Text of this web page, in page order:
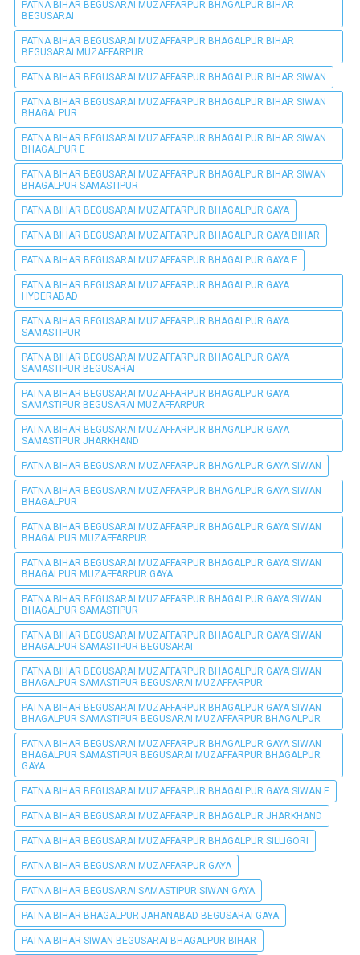
PATNA BIHAR BEGUSARAI MUZAFFARPUR BHAGALPUR BIHAR
BEGUSARAI
PATNA BIHAR BEGUSARAI MUZAFFARPUR BHAGALPUR BIHAR
BEGUSARAI MUZAFFARPUR
PATNA BIHAR BEGUSARAI MUZAFFARPUR BHAGALPUR BIHAR SIWAN
PATNA BIHAR BEGUSARAI MUZAFFARPUR BHAGALPUR BIHAR SIWAN
BHAGALPUR
PATNA BIHAR BEGUSARAI MUZAFFARPUR BHAGALPUR BIHAR SIWAN
BHAGALPUR E
PATNA BIHAR BEGUSARAI MUZAFFARPUR BHAGALPUR BIHAR SIWAN
BHAGALPUR SAMASTIPUR
PATNA BIHAR BEGUSARAI MUZAFFARPUR BHAGALPUR GAYA
PATNA BIHAR BEGUSARAI MUZAFFARPUR BHAGALPUR GAYA BIHAR
PATNA BIHAR BEGUSARAI MUZAFFARPUR BHAGALPUR GAYA E
PATNA BIHAR BEGUSARAI MUZAFFARPUR BHAGALPUR GAYA
HYDERABAD
PATNA BIHAR BEGUSARAI MUZAFFARPUR BHAGALPUR GAYA
SAMASTIPUR
PATNA BIHAR BEGUSARAI MUZAFFARPUR BHAGALPUR GAYA
SAMASTIPUR BEGUSARAI
PATNA BIHAR BEGUSARAI MUZAFFARPUR BHAGALPUR GAYA
SAMASTIPUR BEGUSARAI MUZAFFARPUR
PATNA BIHAR BEGUSARAI MUZAFFARPUR BHAGALPUR GAYA
SAMASTIPUR JHARKHAND
PATNA BIHAR BEGUSARAI MUZAFFARPUR BHAGALPUR GAYA SIWAN
PATNA BIHAR BEGUSARAI MUZAFFARPUR BHAGALPUR GAYA SIWAN
BHAGALPUR
PATNA BIHAR BEGUSARAI MUZAFFARPUR BHAGALPUR GAYA SIWAN
BHAGALPUR MUZAFFARPUR
PATNA BIHAR BEGUSARAI MUZAFFARPUR BHAGALPUR GAYA SIWAN
BHAGALPUR MUZAFFARPUR GAYA
PATNA BIHAR BEGUSARAI MUZAFFARPUR BHAGALPUR GAYA SIWAN
BHAGALPUR SAMASTIPUR
PATNA BIHAR BEGUSARAI MUZAFFARPUR BHAGALPUR GAYA SIWAN
BHAGALPUR SAMASTIPUR BEGUSARAI
PATNA BIHAR BEGUSARAI MUZAFFARPUR BHAGALPUR GAYA SIWAN
BHAGALPUR SAMASTIPUR BEGUSARAI MUZAFFARPUR
PATNA BIHAR BEGUSARAI MUZAFFARPUR BHAGALPUR GAYA SIWAN
BHAGALPUR SAMASTIPUR BEGUSARAI MUZAFFARPUR BHAGALPUR
PATNA BIHAR BEGUSARAI MUZAFFARPUR BHAGALPUR GAYA SIWAN
BHAGALPUR SAMASTIPUR BEGUSARAI MUZAFFARPUR BHAGALPUR
GAYA
PATNA BIHAR BEGUSARAI MUZAFFARPUR BHAGALPUR GAYA SIWAN E
PATNA BIHAR BEGUSARAI MUZAFFARPUR BHAGALPUR JHARKHAND
PATNA BIHAR BEGUSARAI MUZAFFARPUR BHAGALPUR SILLIGORI
PATNA BIHAR BEGUSARAI MUZAFFARPUR GAYA
PATNA BIHAR BEGUSARAI SAMASTIPUR SIWAN GAYA
PATNA BIHAR BHAGALPUR JAHANABAD BEGUSARAI GAYA
PATNA BIHAR SIWAN BEGUSARAI BHAGALPUR BIHAR